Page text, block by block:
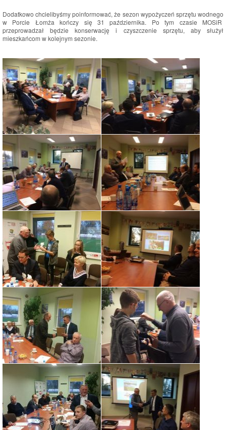
Dodatkowo chcielibyśmy poinformować, że sezon wypożyczeń sprzętu wodnego
w Porcie Łomża kończy się 31 października. Po tym czasie MOSiR
przeprowadzał będzie konserwację i czyszczenie sprzętu, aby służył
mieszkańcom w kolejnym sezonie.